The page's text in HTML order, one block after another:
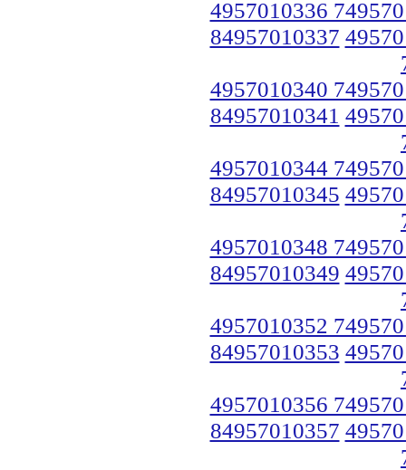
4957010336
84957010337
4957010340
84957010341
4957010344
84957010345
4957010348
84957010349
4957010352
84957010353
4957010356
84957010357